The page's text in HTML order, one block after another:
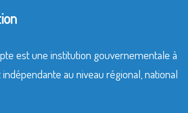
est une institution gouvernementale à
au niveau régional, national